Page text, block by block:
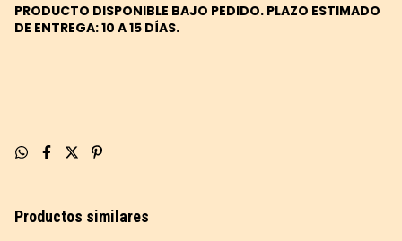
PRODUCTO DISPONIBLE BAJO PEDIDO. PLAZO ESTIMADO
DE ENTREGA: 10 A 15 DÍAS.
Productos similares